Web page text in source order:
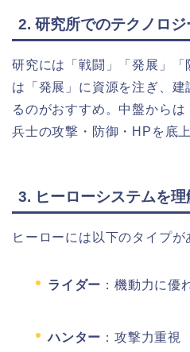
2. 研究所でのテクノロジ
研究には「戦闘」「発展」
は「発展」に資源を注ぎ、
るのがおすすめ。中盤からは
兵士の攻撃・防御・HPを底
3. ヒーローシステムを理
ヒーローには以下のタイプが
ライダー ：機動力に優
ハンター ：攻撃力重視